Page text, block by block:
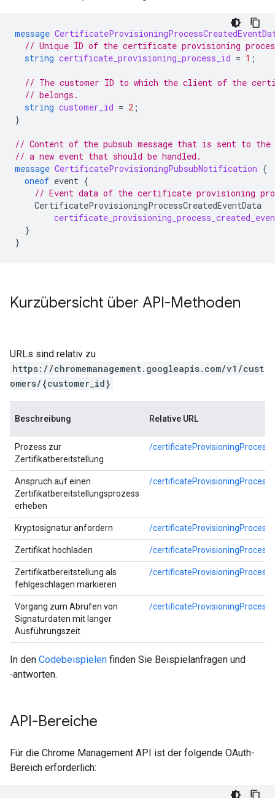
message
// Unique ID of the certificate provisioning
string certificate_provisioning_process_id = 1 ;
// The customer ID to which the client of the
// belongs.
string customer_id = 2 ;
}
// Content of the pubsub message that is sent to
// a new event that should be handled.
message CertificateProvisioningPubsubNotification {
oneof event {
// Event data of the certificate provisioning
CertificateProvisioningProcessCreatedEventData
}
}
Kurzübersicht über API-Methoden
URLs sind relativ zu
https://chromemanagement.googleapis.com/v1/cust
omers/{customer_id}
Beschreibung Relative URL
Prozess zur
Zertifikatbereitstellung
/
Anspruch auf einen
Zertifikatbereitstellungsprozess
erheben
/
Kryptosignatur anfordern /
Zertifikat hochladen /
Zertifikatbereitstellung als
fehlgeschlagen markieren
/
Vorgang zum Abrufen von
Signaturdaten mit langer
Ausführungszeit
/
In den Codebeispielen finden Sie Beispielanfragen und
‑antworten.
API-Bereiche
Für die Chrome Management API ist der folgende OAuth-
Bereich erforderlich: